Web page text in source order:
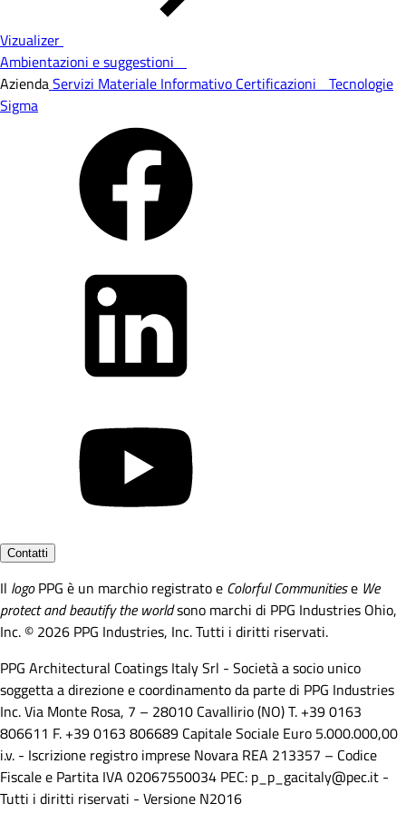
Vizualizer
Ambientazioni e suggestioni
AziendaServizi Materiale Informativo Certificazioni Tecnologie
Sigma
Contatti
Il logoPPG è un marchio registrato e Colorful Communitiese We
protect and beautify the worldsono marchi di PPG Industries Ohio,
Inc. © 2026 PPG Industries, Inc. Tutti i diritti riservati.
PPG Architectural Coatings Italy Srl - Società a socio unico
soggetta a direzione e coordinamento da parte di PPG Industries
Inc. Via Monte Rosa, 7 – 28010 Cavallirio (NO) T. +39 0163
806611 F. +39 0163 806689 Capitale Sociale Euro 5.000.000,00
i.v. - Iscrizione registro imprese Novara REA 213357 – Codice
Fiscale e Partita IVA 02067550034 PEC: p_p_gacitaly@pec.it -
Tutti i diritti riservati - Versione N2016